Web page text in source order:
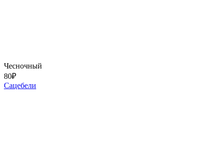
Чесночный
80₽
Сацебели